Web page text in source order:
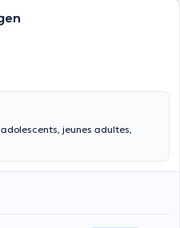
jeunes adultes,